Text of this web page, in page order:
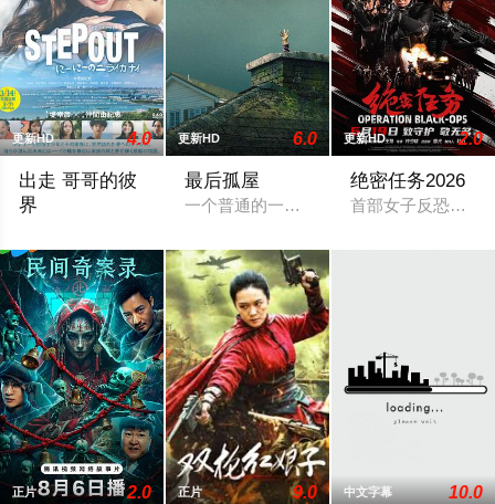
更新HD 4.0
出走 哥哥的彼
界
更新HD 6.0
最后孤屋
一个普通的一家四口突遭诡异变故，被困
更新HD 2.0
绝密任务2026
首部女子反恐特战
正片 2.0 正片 9.0 中文字幕 10.0